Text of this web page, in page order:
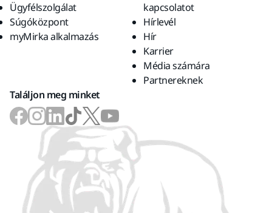
Ügyfélszolgálat
Súgóközpont
myMirka alkalmazás
kapcsolatot
Hírlevél
Hír
Karrier
Média számára
Partnereknek
Találjon meg minket